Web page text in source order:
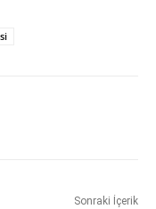
Sonraki İçerik